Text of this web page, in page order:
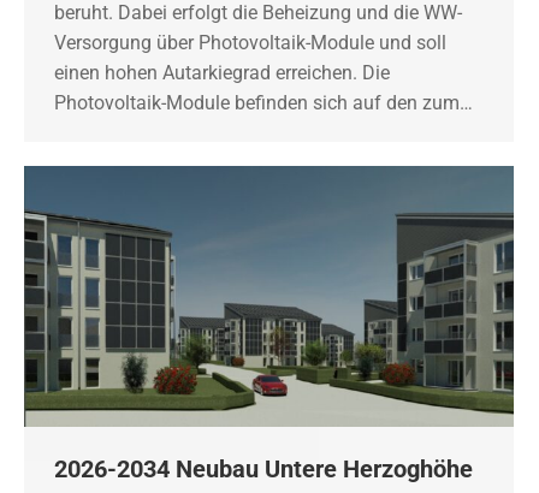
beruht. Dabei erfolgt die Beheizung und die WW-
Versorgung über Photovoltaik-Module und soll
einen hohen Autarkiegrad erreichen. Die
Photovoltaik-Module befinden sich auf den zum…
2026-2034 Neubau Untere Herzoghöhe